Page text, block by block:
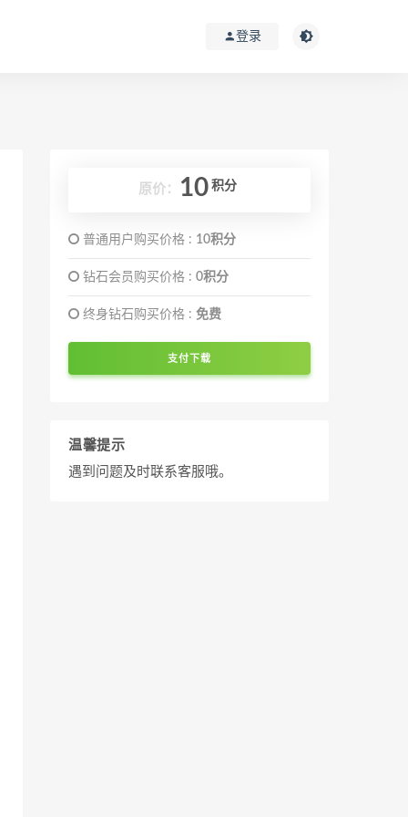
登录
原价： 10 积分
普通用户购买价格 : 10积分
钻石会员购买价格 : 0积分
终身钻石购买价格 : 免费
支付下载
温馨提示
遇到问题及时联系客服哦。